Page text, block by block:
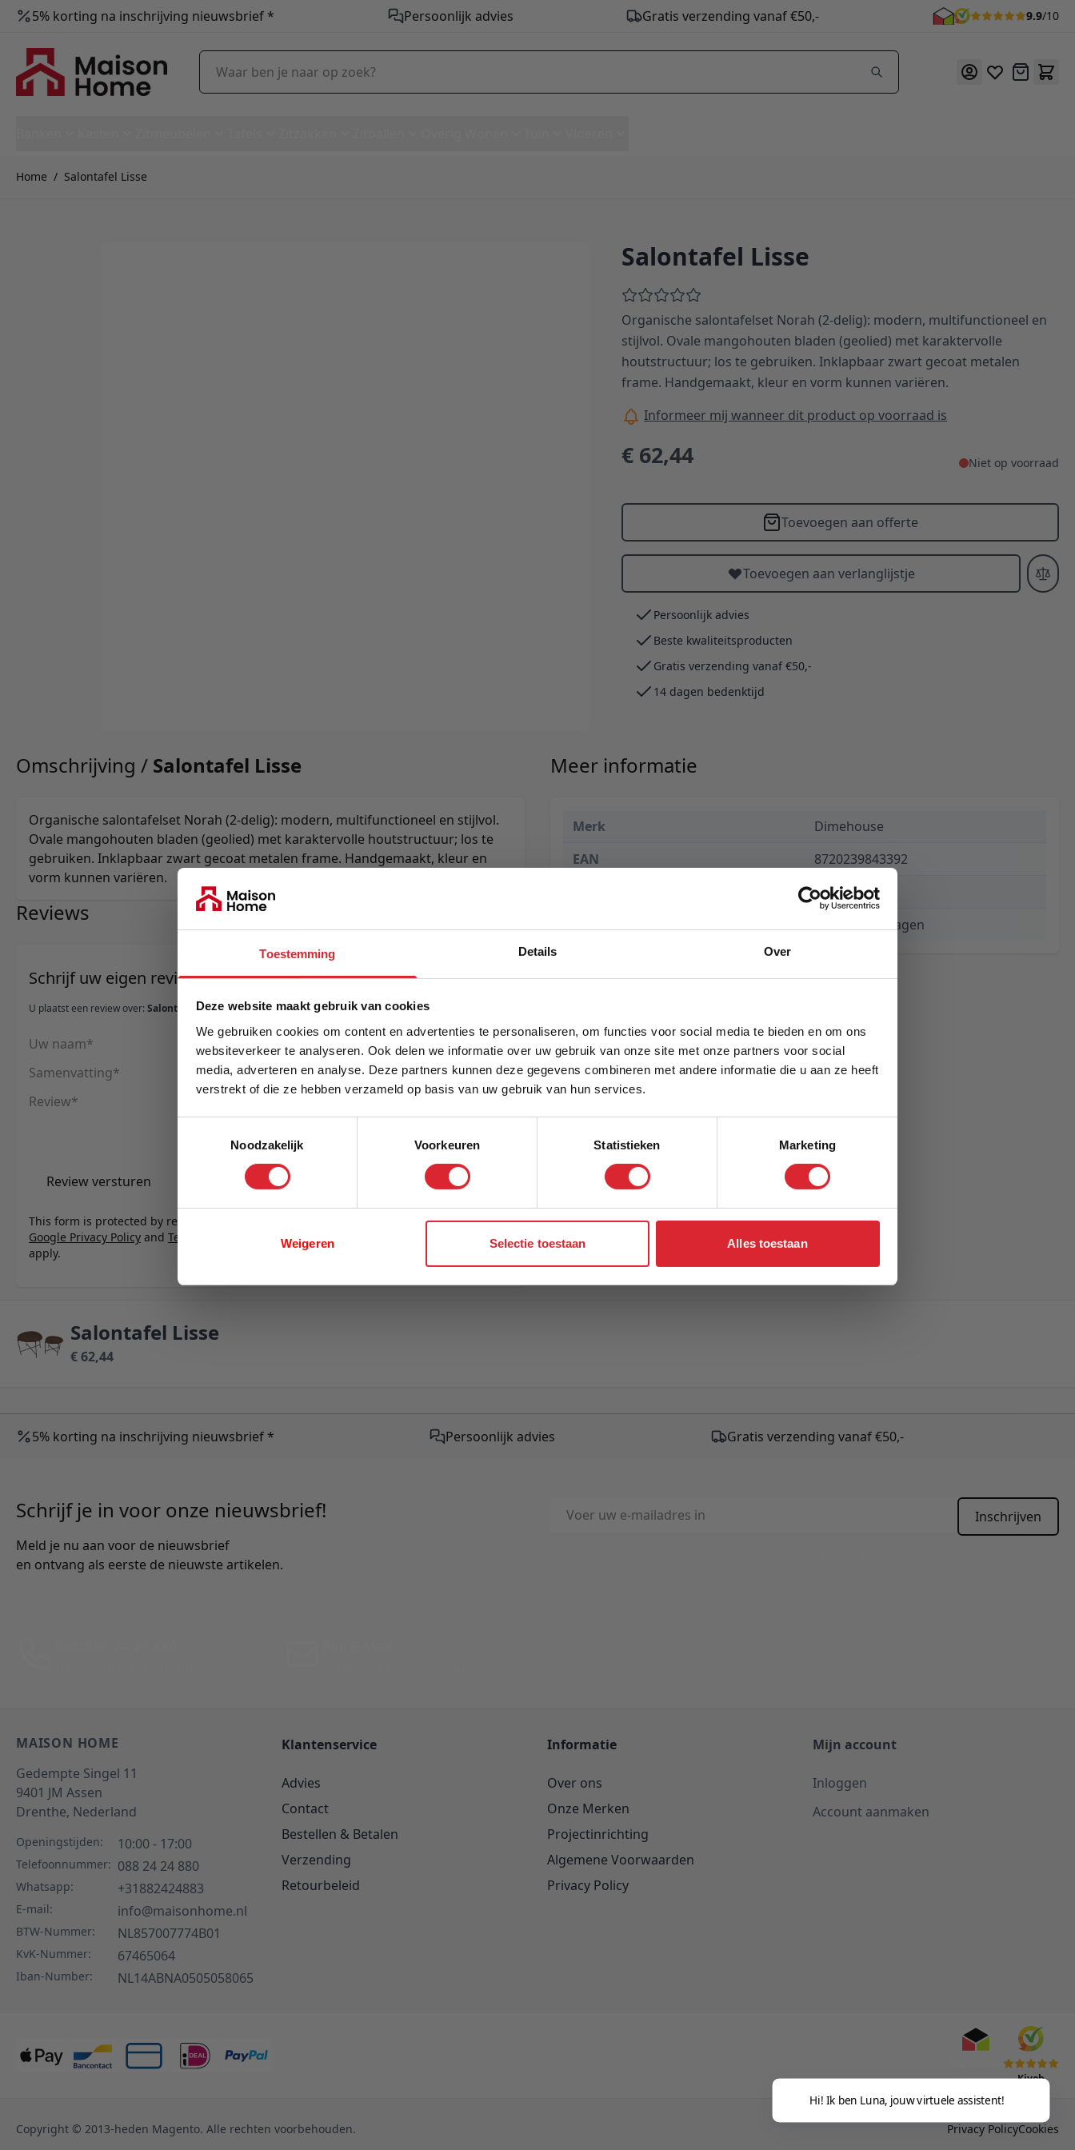
Toestemming Details Over
Deze website maakt gebruik van cookies
We gebruiken cookies om content en advertenties te personaliseren, om functies voor social media te bieden en om ons
websiteverkeer te analyseren. Ook delen we informatie over uw gebruik van onze site met onze partners voor social
media, adverteren en analyse. Deze partners kunnen deze gegevens combineren met andere informatie die u aan ze heeft
verstrekt of die ze hebben verzameld op basis van uw gebruik van hun services.
Noodzakelijk
Voorkeuren Statistieken Marketing
Weigeren Selectie toestaan Alles toestaan
5% korting na inschrijving nieuwsbrief * Persoonlijk advies Gratis verzending vanaf €50,- 9.9/10
Offerte
Waar ben je naar op zoek?
Home / Salontafel Lisse
Salontafel Lisse
Organische salontafelset Norah (2-delig): modern, multifunctioneel en
stijlvol. Ovale mangohouten bladen (geolied) met karaktervolle
houtstructuur; los te gebruiken. Inklapbaar zwart gecoat metalen
frame. Handgemaakt, kleur en vorm kunnen variëren.
Informeer mij wanneer dit product op voorraad is
€ 62,44 Niet op voorraad
Toevoegen aan offerte
Toevoegen aan verlanglijstje
Persoonlijk advies
Beste kwaliteitsproducten
Gratis verzending vanaf €50,-
14 dagen bedenktijd
Omschrijving / Salontafel Lisse
Organische salontafelset Norah (2-delig): modern, multifunctioneel en stijlvol.
Ovale mangohouten bladen (geolied) met karaktervolle houtstructuur; los te
gebruiken. Inklapbaar zwart gecoat metalen frame. Handgemaakt, kleur en
vorm kunnen variëren.
Reviews
Schrijf uw eigen review
U plaatst een review over: Salontafel Lisse
Uw naam
Samenvatting
Review
Review versturen
This form is protected by reCAPTCHA - the
Google Privacy Policy and Terms of Service
apply.
Meer informatie
Merk
Dimehouse
EAN
8720239843392
€ 62,44
3 tot 5 werkdagen
Salontafel Lisse
€ 62,44
5% korting na inschrijving nieuwsbrief * Persoonlijk advies Gratis verzending vanaf €50,-
Schrijf je in voor onze nieuwsbrief!
Meld je nu aan voor de nieuwsbrief
en ontvang als eerste de nieuwste artikelen.
E-mailadres
Inschrijven
MAISON HOME
Gedempte Singel 11
9401 JM Assen
Drenthe, Nederland
Openingstijden: 10:00 - 17:00
Telefoonnummer: 088 24 24 880
Whatsapp: +31882424883
E-mail: info@maisonhome.nl
BTW-Nummer: NL857007774B01
KvK-Nummer: 67465064
Iban-Number: NL14ABNA0505058065
Klantenservice
Advies
Contact
Bestellen & Betalen
Verzending
Retourbeleid
Informatie
Over ons
Onze Merken
Projectinrichting
Algemene Voorwaarden
Privacy Policy
Mijn account
Inloggen
Account aanmaken
Kiyoh
Copyright © 2013-heden Magento. Alle rechten voorbehouden. Privacy PolicyCookies
Hi! Ik ben Luna, jouw virtuele assistent!
5% Korting
Schrijf je in en ontvang direct een kortingscode